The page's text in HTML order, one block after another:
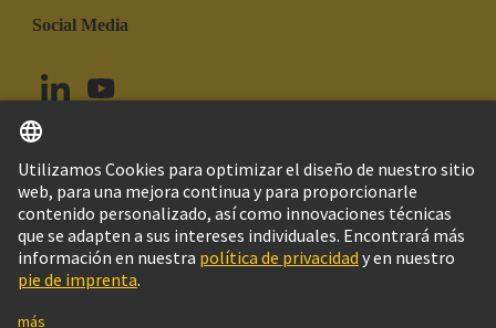
Social Media
Colombia Español
© Grupo Tecnológico HARTING